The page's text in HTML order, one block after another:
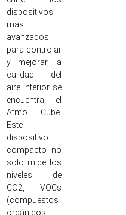
dispositivos
más
avanzados
para controlar
y mejorar la
calidad del
aire interior se
encuentra el
Atmo Cube.
Este
dispositivo
compacto no
solo mide los
niveles de
CO2, VOCs
(compuestos
orgánicos